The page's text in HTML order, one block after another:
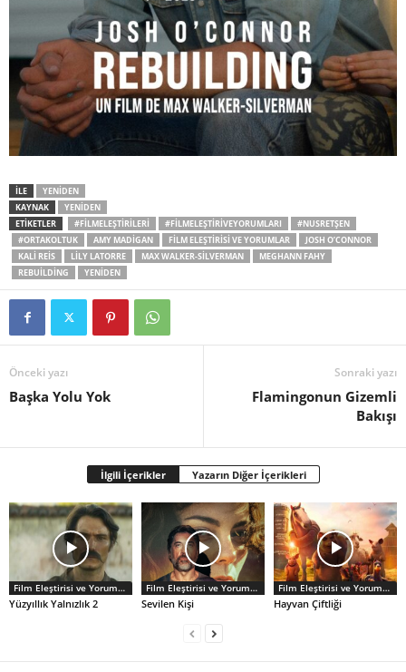
İLE
YENIDEN
KAYNAK
YENIDEN
ETİKETLER
#FILMELEŞTIRILERI #FILMELEŞTIRIVEYORUMLARI
#NUSRETŞEN
#ORTAKOLTUK
AMY MADIGAN FILM ELEŞTIRISI VE YORUMLAR
JOSH O’CONNOR
KALI REIS
LILY LATORRE MAX WALKER-SILVERMAN
MEGHANN FAHY
REBUILDING
YENIDEN
Önceki yazı
Başka Yolu Yok
Sonraki yazı
Flamingonun Gizemli
Bakışı
İlgili İçerikler Yazarın Diğer İçerikleri
Film Eleştirisi ve Yorumlar
Yüzyıllık Yalnızlık 2
Film Eleştirisi ve Yorumlar
Sevilen Kişi
Film Eleştirisi ve Yorumlar
Hayvan Çiftliği